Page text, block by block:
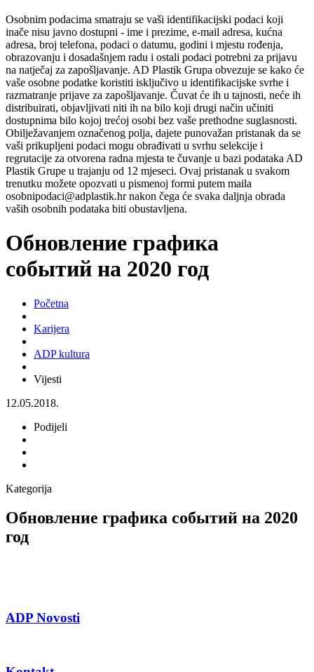
Osobnim podacima smatraju se vaši identifikacijski podaci koji
inače nisu javno dostupni - ime i prezime, e-mail adresa, kućna
adresa, broj telefona, podaci o datumu, godini i mjestu rođenja,
obrazovanju i dosadašnjem radu i ostali podaci potrebni za prijavu
na natječaj za zapošljavanje. AD Plastik Grupa obvezuje se kako će
vaše osobne podatke koristiti isključivo u identifikacijske svrhe i
razmatranje prijave za zapošljavanje. Čuvat će ih u tajnosti, neće ih
distribuirati, objavljivati niti ih na bilo koji drugi način učiniti
dostupnima bilo kojoj trećoj osobi bez vaše prethodne suglasnosti.
Obilježavanjem označenog polja, dajete punovažan pristanak da se
vaši prikupljeni podaci mogu obrađivati u svrhu selekcije i
regrutacije za otvorena radna mjesta te čuvanje u bazi podataka AD
Plastik Grupe u trajanju od 12 mjeseci. Ovaj pristanak u svakom
trenutku možete opozvati u pismenoj formi putem maila
osobnipodaci@adplastik.hr nakon čega će svaka daljnja obrada
vaših osobnih podataka biti obustavljena.
Обновление графика
событий на 2020 год
Početna
Karijera
ADP kultura
Vijesti
12.05.2018.
Podijeli
Kategorija
Обновление графика событий на 2020
год
ADP Novosti